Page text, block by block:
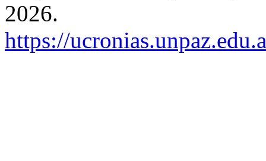
2026.
https://